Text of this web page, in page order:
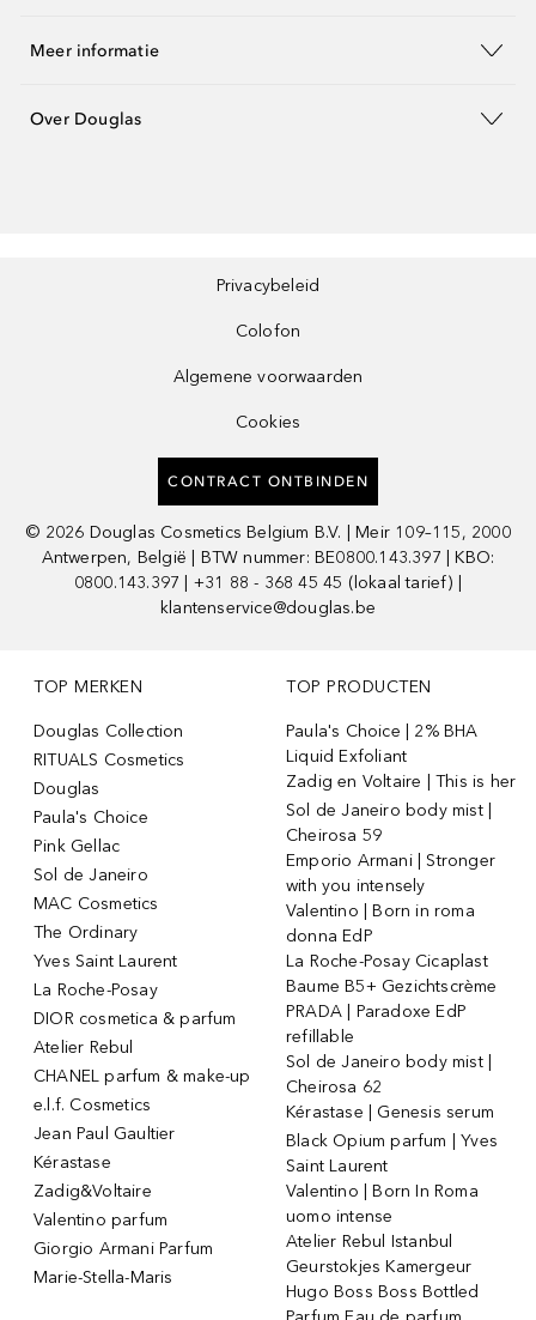
Meer informatie
Over Douglas
Privacybeleid
Colofon
Algemene voorwaarden
Cookies
CONTRACT ONTBINDEN
© 2026 Douglas Cosmetics Belgium B.V. | Meir 109–115, 2000
Antwerpen, België | BTW nummer: BE0800.143.397 | KBO:
0800.143.397 | +31 88 - 368 45 45 (lokaal tarief) |
klantenservice@douglas.be
TOP MERKEN
Douglas Collection
RITUALS Cosmetics
Douglas
Paula's Choice
Pink Gellac
Sol de Janeiro
MAC Cosmetics
The Ordinary
Yves Saint Laurent
La Roche-Posay
DIOR cosmetica & parfum
Atelier Rebul
CHANEL parfum & make-up
e.l.f. Cosmetics
Jean Paul Gaultier
Kérastase
Zadig&Voltaire
Valentino parfum
Giorgio Armani Parfum
Marie-Stella-Maris
TOP PRODUCTEN
Paula's Choice | 2% BHA
Liquid Exfoliant
Zadig en Voltaire | This is her
Sol de Janeiro body mist |
Cheirosa 59
Emporio Armani | Stronger
with you intensely
Valentino | Born in roma
donna EdP
La Roche-Posay Cicaplast
Baume B5+ Gezichtscrème
PRADA | Paradoxe EdP
refillable
Sol de Janeiro body mist |
Cheirosa 62
Kérastase | Genesis serum
Black Opium parfum | Yves
Saint Laurent
Valentino | Born In Roma
uomo intense
Atelier Rebul Istanbul
Geurstokjes Kamergeur
Hugo Boss Boss Bottled